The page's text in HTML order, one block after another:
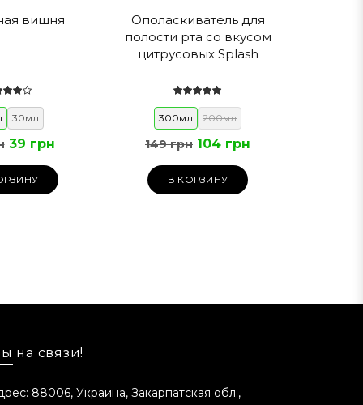
вишня
30мл
39 грн
Ополаскиватель для
полости рта со вкусом
цитрусовых Splash
300мл 200мл
149 грн 104 грн
В КОРЗИНУ
на связи!
88006, Украина, Закарпатская обл.,